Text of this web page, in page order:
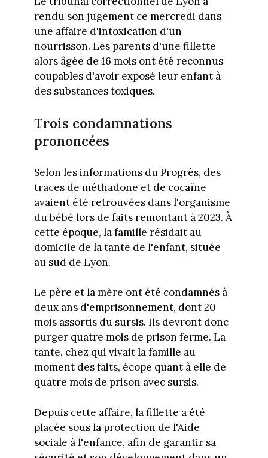
rendu son jugement ce mercredi dans
une affaire d'intoxication d'un
nourrisson. Les parents d'une fillette
alors âgée de 16 mois ont été reconnus
coupables d'avoir exposé leur enfant à
des substances toxiques.
Trois condamnations
prononcées
Selon les informations du Progrès, des
traces de méthadone et de cocaïne
avaient été retrouvées dans l'organisme
du bébé lors de faits remontant à 2023. À
cette époque, la famille résidait au
domicile de la tante de l'enfant, située
au sud de Lyon.
Le père et la mère ont été condamnés à
deux ans d'emprisonnement, dont 20
mois assortis du sursis. Ils devront donc
purger quatre mois de prison ferme. La
tante, chez qui vivait la famille au
moment des faits, écope quant à elle de
quatre mois de prison avec sursis.
Depuis cette affaire, la fillette a été
placée sous la protection de l'Aide
sociale à l'enfance, afin de garantir sa